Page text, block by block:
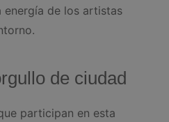
de los artistas
de ciudad
participan en esta